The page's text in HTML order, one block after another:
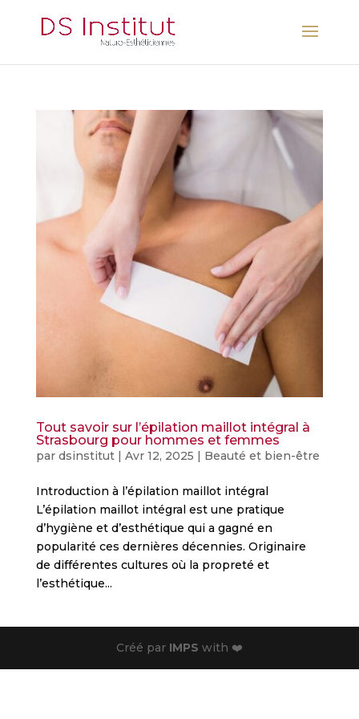
Tout savoir sur l’épilation maillot intégral à
Strasbourg pour hommes et femmes
par dsinstitut| Avr 12, 2025 Beauté et bien-être
Introduction à l’épilation maillot intégral
L’épilation maillot intégral est une pratique
d’hygiène et d’esthétique qui a gagné en
popularité ces dernières décennies. Originaire
de différentes cultures où la propreté et
l’esthétique...
Créé par IMPS with ❤️